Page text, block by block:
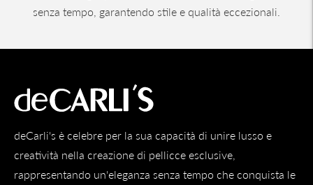
senza tempo, garantendo stile e qualità eccezionali.
deCarli's è celebre per la sua capacità di unire lusso e
creatività nella creazione di pellicce esclusive,
rappresentando un'eleganza senza tempo che conquista le